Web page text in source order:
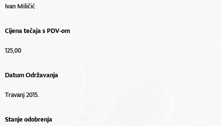
Ivan Miličić
Cijena tečaja s PDV-om
125,00
Datum Održavanja
Travanj 2015.
Stanje odobrenja